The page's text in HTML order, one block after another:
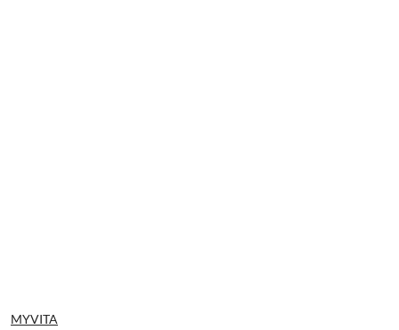
NAZWA
PRODUCENTA:
MYVITA